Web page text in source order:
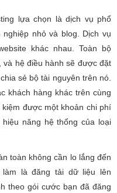
lựa chọn là dịch vụ phổ
nhỏ và blog. Dịch vụ
khác nhau. Toàn bộ
và hệ điều hành sẽ được đặt
sẻ bộ tài nguyên trên nó.
khách hàng khác trên cùng
được một khoản chi phí
năng hệ thống của loại
toàn không cần lo lắng đến
là đăng tải dữ liệu lên
theo gói cước bạn đã đăng